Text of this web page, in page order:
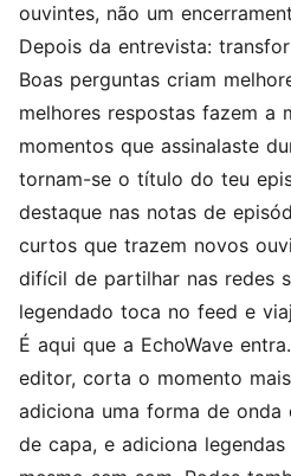
ouvintes, não um
Depois da entrevista:
Boas perguntas criam
melhores respostas fazem a
momentos que assinalaste
tornam-se o título do teu
destaque nas notas de
curtos que trazem novos
difícil de partilhar nas redes
legendado toca no feed e
É aqui que a EchoWave
editor, corta o momento
adiciona uma forma de onda
de capa, e adiciona legendas